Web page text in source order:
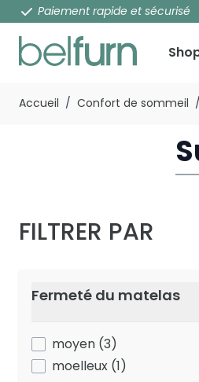
Paiement rapide et sécurisé
Accueil / Confort de sommeil /
FILTRER PAR
Fermeté du matelas
moyen (3products
)
moelleux (1products
)